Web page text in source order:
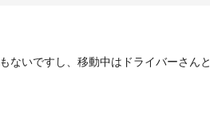
ないですし、移動中はドライバーさん